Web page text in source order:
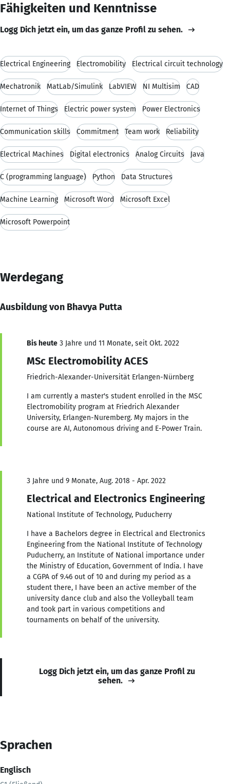
Fähigkeiten und Kenntnisse
Logg Dich jetzt ein, um das ganze Profil zu sehen.
Electrical Engineering Electromobility Electrical circuit technology
Mechatronik MatLab/Simulink LabVIEW NI Multisim CAD
Internet of Things Electric power system Power Electronics
Communication skills Commitment Team work Reliability
Electrical Machines Digital electronics Analog Circuits Java
C (programming language) Python Data Structures
Machine Learning Microsoft Word Microsoft Excel
Microsoft Powerpoint
Werdegang
Ausbildung von Bhavya Putta
Bis heute 3 Jahre und 11 Monate, seit Okt. 2022
MSc Electromobility ACES
Friedrich-Alexander-Universität Erlangen-Nürnberg
I am currently a master's student enrolled in the MSC
Electromobility program at Friedrich Alexander
University, Erlangen-Nuremberg. My majors in the
course are AI, Autonomous driving and E-Power Train.
3 Jahre und 9 Monate, Aug. 2018 - Apr. 2022
Electrical and Electronics Engineering
National Institute of Technology, Puducherry
I have a Bachelors degree in Electrical and Electronics
Engineering from the National Institute of Technology
Puducherry, an Institute of National importance under
the Ministry of Education, Government of India. I have
a CGPA of 9.46 out of 10 and during my period as a
student there, I have been an active member of the
university dance club and also the Volleyball team
and took part in various competitions and
tournaments on behalf of the university.
Logg Dich jetzt ein, um das ganze Profil zu
sehen.
Sprachen
Englisch